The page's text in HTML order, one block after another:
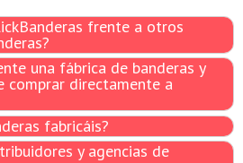
frente a otros
una fábrica de banderas y
comprar directamente a
fabricáis?
y agencias de